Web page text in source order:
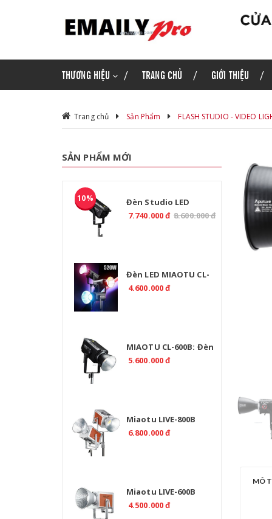
THƯƠNG HIỆU TRANG CHỦ GIỚI THIỆU
Trang chủ Sản Phẩm FLASH STUDIO - VIDEO
SẢN PHẨM MỚI
10%
Đèn Studio LED
MIAOTU CL-800B 800W
7.740.000 đ 8.600.000 đ
Đèn LED MIAOTU CL-
500R RGB 520W Chính
4.600.000 đ
MIAOTU CL-600B: Đèn
Studio LED 2700K-
5.600.000 đ
Miaotu LIVE-800B
Professional 800W Bi
6.800.000 đ
Miaotu LIVE-600B
Professional 600W Bi
4.500.000 đ
MÔ